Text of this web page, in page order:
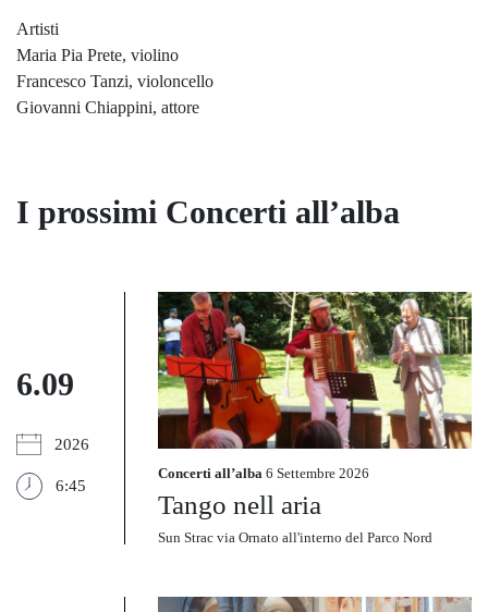
Artisti
Maria Pia Prete, violino
Francesco Tanzi, violoncello
Giovanni Chiappini, attore
I prossimi Concerti all’alba
6.09
2026
6:45
Concerti all’alba 6 Settembre 2026
Tango nell aria
Sun Strac via Ornato all'interno del Parco Nord